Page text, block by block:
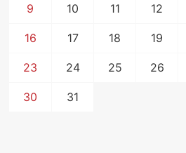
9 10 11 12
16 17 18 19
23 24 25 26
30 31